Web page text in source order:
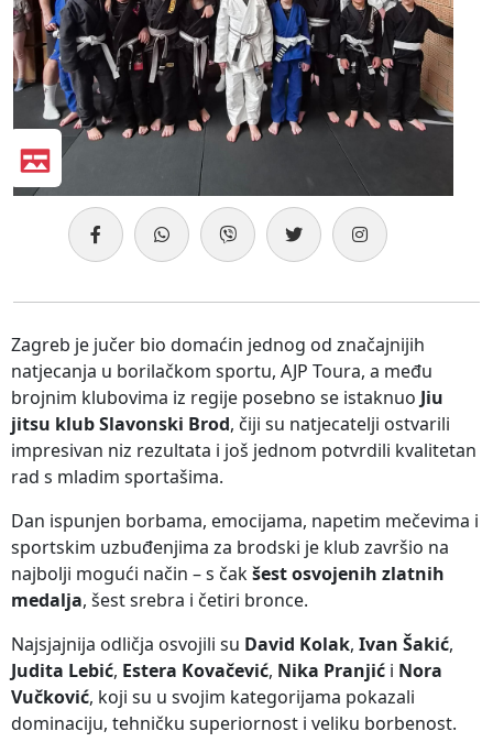
Zagreb je jučer bio domaćin jednog od značajnijih
natjecanja u borilačkom sportu, AJP Toura, a među
brojnim klubovima iz regije posebno se istaknuo Jiu
jitsu klub Slavonski Brod, čiji su natjecatelji ostvarili
impresivan niz rezultata i još jednom potvrdili kvalitetan
rad s mladim sportašima.
Dan ispunjen borbama, emocijama, napetim mečevima i
sportskim uzbuđenjima za brodski je klub završio na
najbolji mogući način – s čakšest osvojenih zlatnih
medalja, šest srebra i četiri bronce.
Najsjajnija odličja osvojili su David Kolak, Ivan Šakić,
Judita Lebić, Estera Kovačević, Nika Pranjić i Nora
Vučković, koji su u svojim kategorijama pokazali
dominaciju, tehničku superiornost i veliku borbenost.